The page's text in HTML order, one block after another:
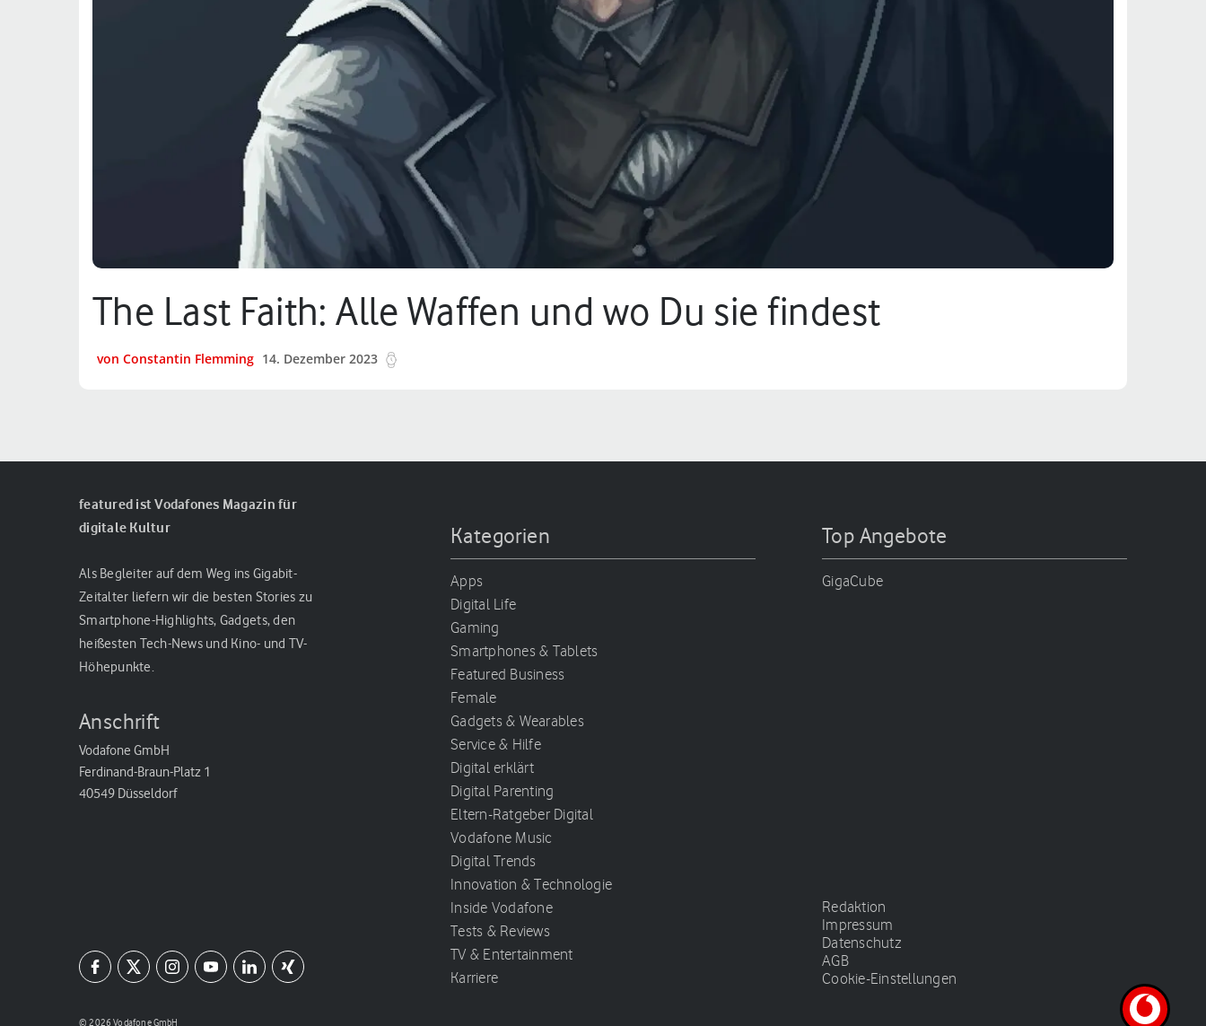
The Last Faith: Alle Waffen und wo Du sie findest
von Constantin Flemming 14. Dezember 2023
featured ist Vodafones Magazin für
digitale Kultur
Als Begleiter auf dem Weg ins Gigabit-
Zeitalter liefern wir die besten Stories zu
Smartphone-Highlights, Gadgets, den
heißesten Tech-News und Kino- und TV-
Höhepunkte.
Anschrift
Vodafone GmbH
Ferdinand-Braun-Platz 1
40549 Düsseldorf
Kategorien
Apps
Digital Life
Gaming
Smartphones & Tablets
Featured Business
Female
Gadgets & Wearables
Service & Hilfe
Digital erklärt
Digital Parenting
Eltern-Ratgeber Digital
Vodafone Music
Digital Trends
Innovation & Technologie
Inside Vodafone
Tests & Reviews
TV & Entertainment
Karriere
Top Angebote
GigaCube
Redaktion
Impressum
Datenschutz
AGB
Cookie-Einstellungen
© 2026 Vodafone GmbH